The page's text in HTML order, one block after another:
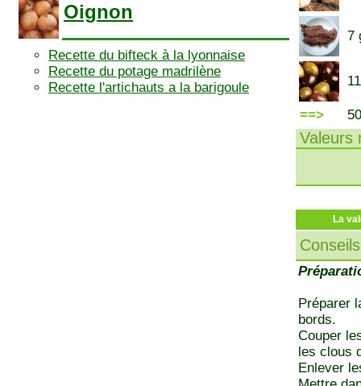
Oignon
Recette du bifteck à la lyonnaise
Recette du potage madrilène
Recette l'artichauts a la barigoule
7
==>
Valeurs
La
Préparer
bords.
Couper
les clous
Enlever